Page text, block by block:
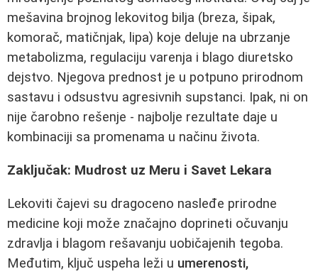
mešavina brojnog lekovitog bilja (breza, šipak,
komorač, matičnjak, lipa) koje deluje na ubrzanje
metabolizma, regulaciju varenja i blago diuretsko
dejstvo. Njegova prednost je u potpuno prirodnom
sastavu i odsustvu agresivnih supstanci. Ipak, ni on
nije čarobno rešenje - najbolje rezultate daje u
kombinaciji sa promenama u načinu života.
Zaključak: Mudrost uz Meru i Savet Lekara
Lekoviti čajevi su dragoceno nasleđe prirodne
medicine koji može značajno doprineti očuvanju
zdravlja i blagom rešavanju uobičajenih tegoba.
Međutim, ključ uspeha leži u umerenosti,